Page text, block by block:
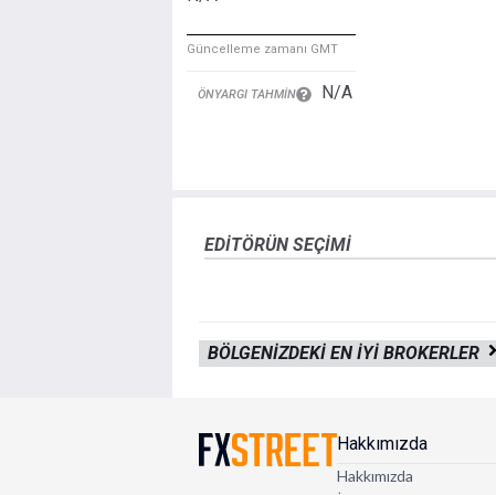
Güncelleme zamanı GMT
ÖNYARGI TAHMIN N/A
EDITÖRÜN SEÇIMI
BÖLGENIZDEKI EN IYI BROKERLER
Hakkımızda
Hakkımızda